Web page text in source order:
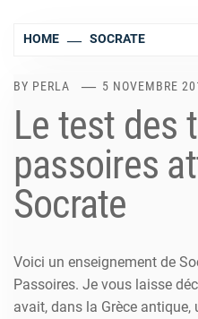
HOME SOCRATE
BY PERLA 5 NOVEMBRE
Le test des
passoires
Socrate
Voici un enseignement de
Passoires. Je vous laisse
avait, dans la Grèce